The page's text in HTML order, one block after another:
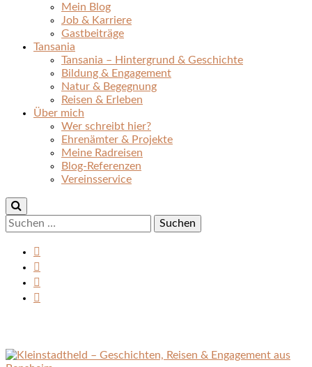
Mein Blog
Job & Karriere
Gastbeiträge
Tansania
Tansania – Hintergrund & Geschichte
Bildung & Engagement
Natur & Begegnung
Reisen & Erleben
Über mich
Wer schreibt hier?
Ehrenämter & Projekte
Meine Radreisen
Blog-Referenzen
Vereinsservice
Suchen
nach: